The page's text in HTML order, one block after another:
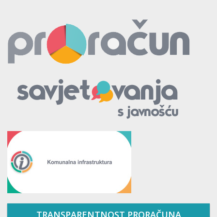
TRANSPARENTNOST PRORAČUNA